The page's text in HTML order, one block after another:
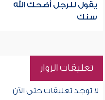
يقول للرجل أضحك الله
سنك
تعليقات الزوار
لا توجد تعليقات حتى الآن